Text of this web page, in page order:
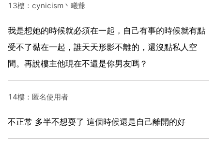
13樓：cynicism丶曦爺
我是想她的時候就必須在一起，自己有事的時候就有點
受不了黏在一起，誰天天形影不離的，還沒點私人空
間。再說樓主他現在不還是你男友嗎？
14樓：匿名使用者
不正常 多半不想耍了 這個時候還是自己離開的好